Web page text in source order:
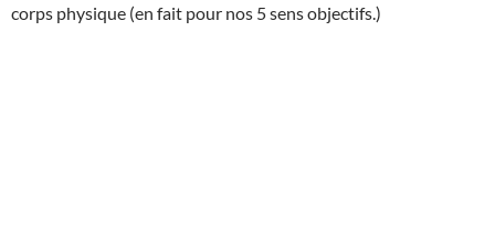
corps physique (en fait pour nos 5 sens objectifs.)